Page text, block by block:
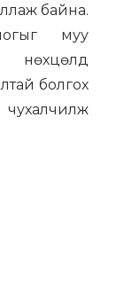
байна.
муу
нөхцөлд
болгох